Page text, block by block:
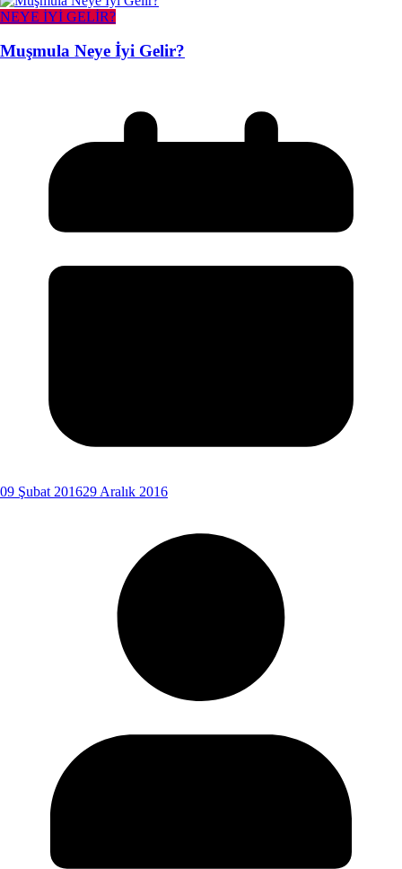
NEYE İYİ GELİR?
Muşmula Neye İyi Gelir?
09 Şubat 201629 Aralık 2016